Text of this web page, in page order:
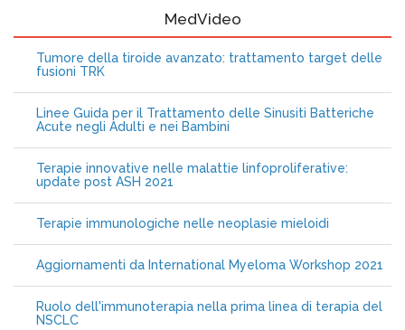
MedVideo
Tumore della tiroide avanzato: trattamento target delle
fusioni TRK
Linee Guida per il Trattamento delle Sinusiti Batteriche
Acute negli Adulti e nei Bambini
Terapie innovative nelle malattie linfoproliferative:
update post ASH 2021
Terapie immunologiche nelle neoplasie mieloidi
Aggiornamenti da International Myeloma Workshop 2021
Ruolo dell'immunoterapia nella prima linea di terapia del
NSCLC